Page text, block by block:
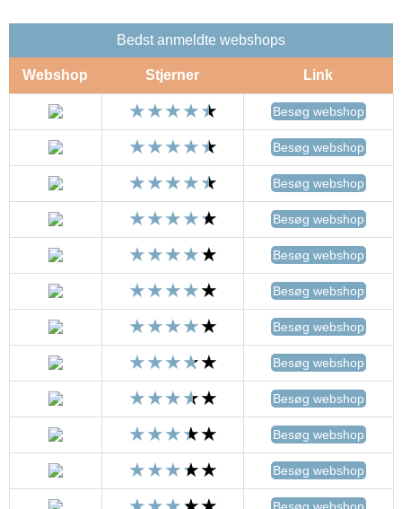
Bedst anmeldte webshops
Webshop Stjerner Link
Besøg webshop
Besøg webshop
Besøg webshop
Besøg webshop
Besøg webshop
Besøg webshop
Besøg webshop
Besøg webshop
Besøg webshop
Besøg webshop
Besøg webshop